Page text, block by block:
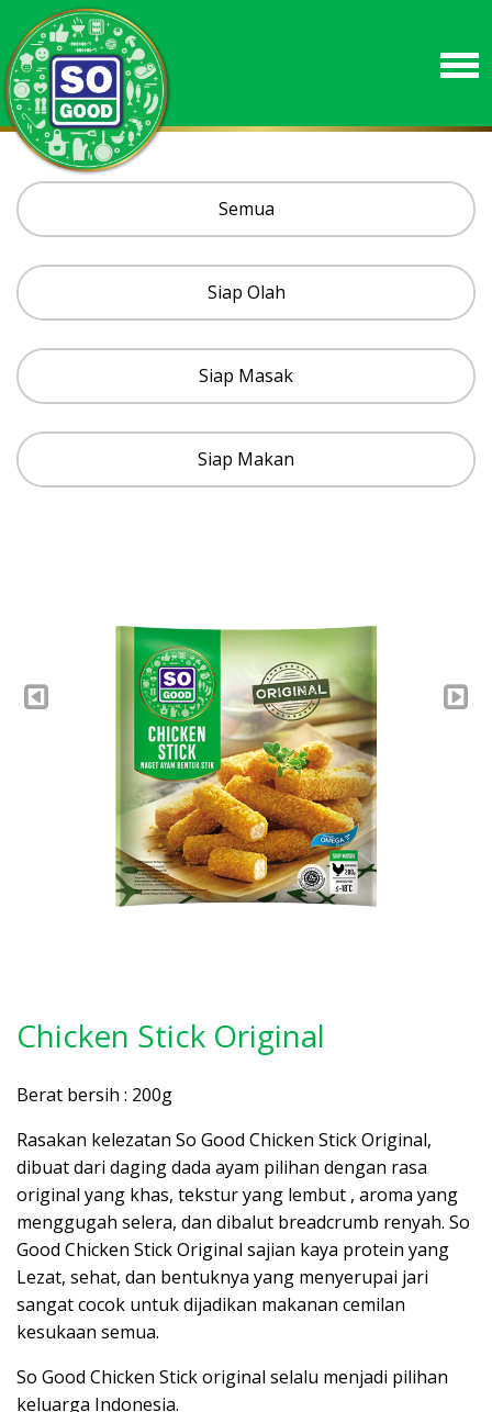
Semua
Siap Olah
Siap Masak
Siap Makan
Chicken Stick Original
Berat bersih : 200g
Rasakan kelezatan So Good Chicken Stick Original,
dibuat dari daging dada ayam pilihan dengan rasa
original yang khas, tekstur yang lembut , aroma yang
menggugah selera, dan dibalut breadcrumb renyah. So
Good Chicken Stick Original sajian kaya protein yang
Lezat, sehat, dan bentuknya yang menyerupai jari
sangat cocok untuk dijadikan makanan cemilan
kesukaan semua.
So Good Chicken Stick original selalu menjadi pilihan
keluarga Indonesia.